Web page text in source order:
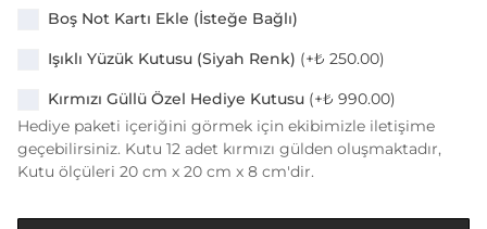
Boş Not Kartı Ekle (İsteğe Bağlı)
Işıklı Yüzük Kutusu (Siyah Renk) (+₺ 250.00)
Kırmızı Güllü Özel Hediye Kutusu (+₺ 990.00)
Hediye paketi içeriğini görmek için ekibimizle iletişime
geçebilirsiniz. Kutu 12 adet kırmızı gülden oluşmaktadır,
Kutu ölçüleri 20 cm x 20 cm x 8 cm'dir.